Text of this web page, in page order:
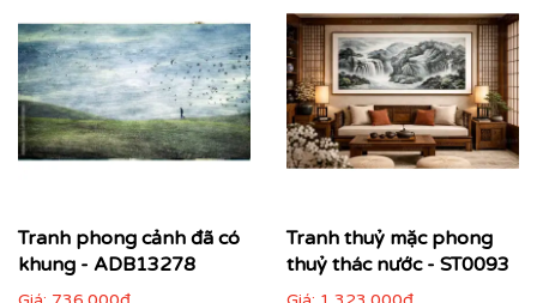
Tranh phong cảnh đã có
khung - ADB13278
Tranh thuỷ mặc phong
thuỷ thác nước - ST0093